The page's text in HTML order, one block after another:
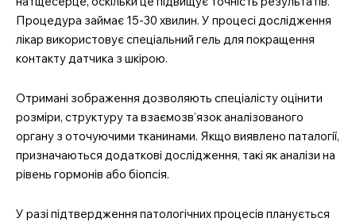
Процедура займає 15-30 хвилин. У процесі дослідження
лікар використовує спеціальний гель для покращення
контакту датчика з шкірою.
Отримані зображення дозволяють спеціалісту оцінити
розміри, структуру та взаємозв’язок аналізованого
органу з оточуючими тканинами. Якщо виявлено паталогії,
призначаються додаткові дослідження, такі як аналізи на
рівень гормонів або біопсія.
У разі підтвердження патологічних процесів планується